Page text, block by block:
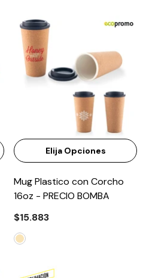
Elija Opciones
Mug Plastico con Corcho
16oz - PRECIO BOMBA
$15.883